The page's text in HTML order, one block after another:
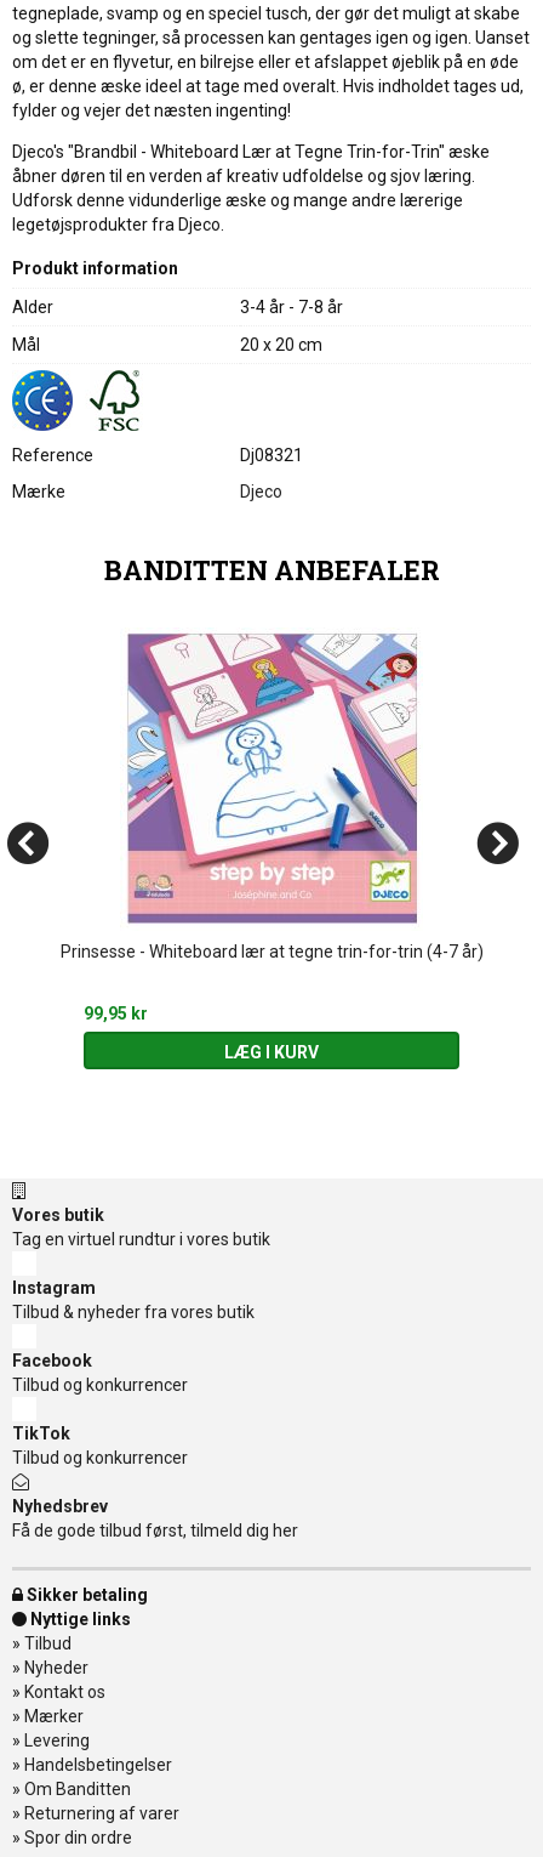
tegneplade, svamp og en speciel tusch, der gør det muligt at skabe
og slette tegninger, så processen kan gentages igen og igen. Uanset
om det er en flyvetur, en bilrejse eller et afslappet øjeblik på en øde
ø, er denne æske ideel at tage med overalt. Hvis indholdet tages ud,
fylder og vejer det næsten ingenting!
Djeco's "Brandbil - Whiteboard Lær at Tegne Trin-for-Trin" æske
åbner døren til en verden af kreativ udfoldelse og sjov læring.
Udforsk denne vidunderlige æske og mange andre lærerige
legetøjsprodukter fra Djeco.
Produkt information
Alder
3-4 år - 7-8 år
Mål
20 x 20 cm
Reference
Dj08321
Mærke
Djeco
BANDITTEN ANBEFALER
Prinsesse - Whiteboard lær at tegne trin-for-trin (4-7 år)
99,95 kr
LÆG I KURV
Vores butik
Tag en virtuel rundtur i vores butik
Instagram
Tilbud & nyheder fra vores butik
Facebook
Tilbud og konkurrencer
TikTok
Tilbud og konkurrencer
Nyhedsbrev
Få de gode tilbud først, tilmeld dig her
Sikker betaling
Nyttige links
» Tilbud
» Nyheder
» Kontakt os
» Mærker
» Levering
» Handelsbetingelser
» Om Banditten
» Returnering af varer
» Spor din ordre